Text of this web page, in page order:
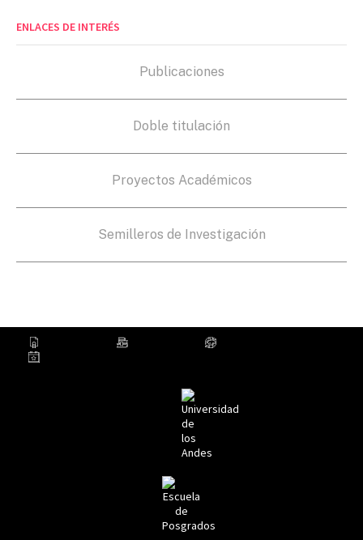
ENLACES DE INTERÉS
Publicaciones
Doble titulación
Proyectos Académicos
Semilleros de Investigación